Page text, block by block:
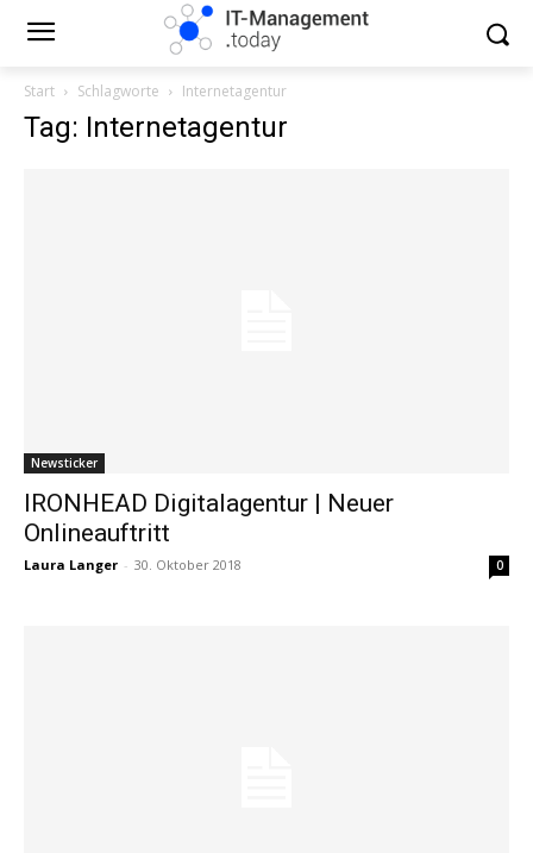
Start Schlagworte Internetagentur
Tag: Internetagentur
Newsticker
IRONHEAD Digitalagentur | Neuer
Onlineauftritt
Laura Langer - 30. Oktober 2018 0